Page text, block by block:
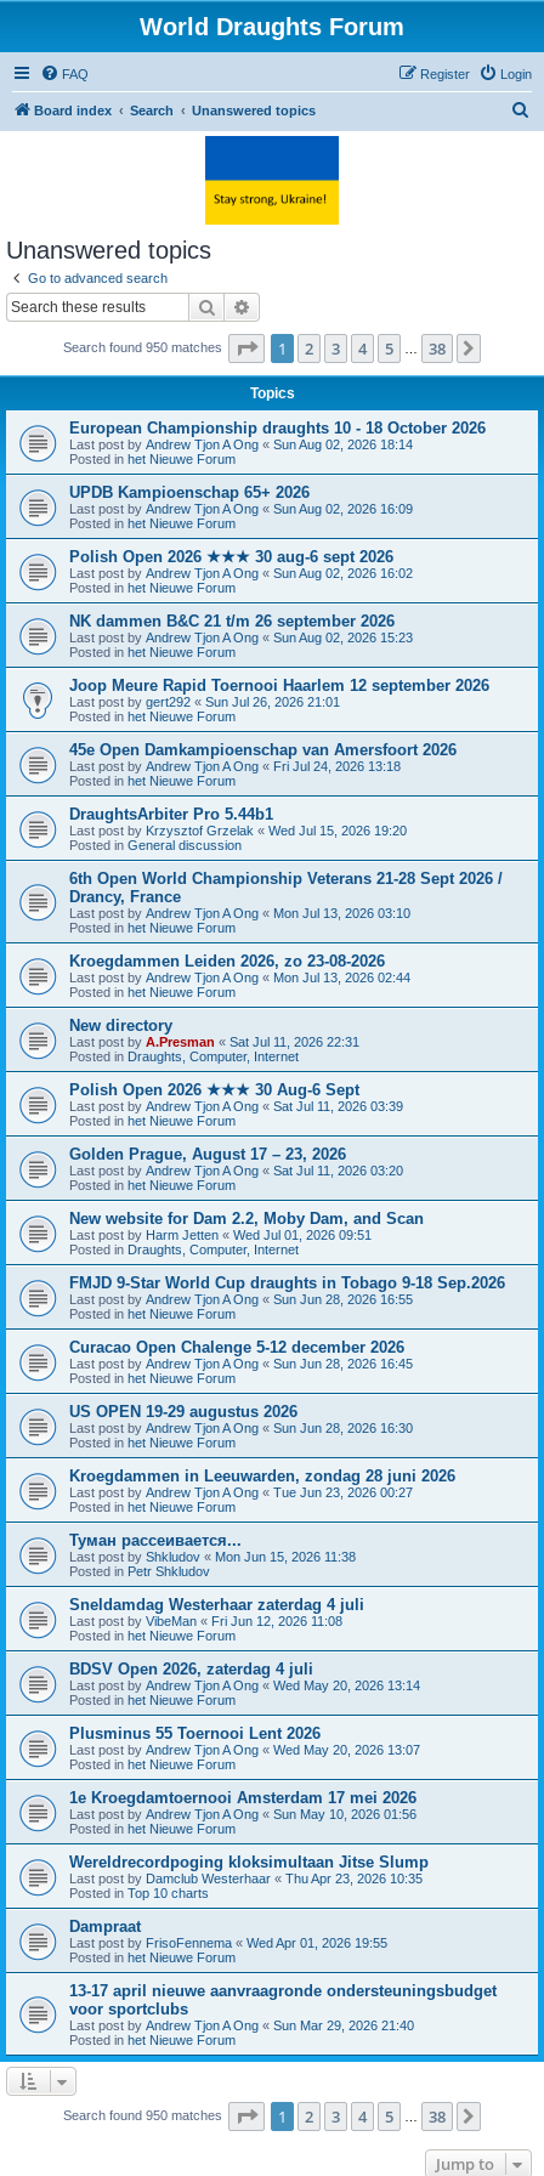
World Draughts Forum
FAQ Login
Register
Board index Search Unanswered topics
Unanswered topics
Go to advanced search
Search
Search found 950 matches Page 1of 38
1 2 3 4 5 … 38
Topics
European Championship draughts 10 - 18 October 2026
Last post by Andrew Tjon A Ong « Sun Aug 02, 2026 18:14
Posted in het Nieuwe Forum
UPDB Kampioenschap 65+ 2026
Last post by Andrew Tjon A Ong « Sun Aug 02, 2026 16:09
Posted in het Nieuwe Forum
Polish Open 2026 ★★★ 30 aug-6 sept 2026
Last post by Andrew Tjon A Ong « Sun Aug 02, 2026 16:02
Posted in het Nieuwe Forum
NK dammen B&C 21 t/m 26 september 2026
Last post by Andrew Tjon A Ong « Sun Aug 02, 2026 15:23
Posted in het Nieuwe Forum
Joop Meure Rapid Toernooi Haarlem 12 september 2026
Last post by gert292 « Sun Jul 26, 2026 21:01
Posted in het Nieuwe Forum
45e Open Damkampioenschap van Amersfoort 2026
Last post by Andrew Tjon A Ong « Fri Jul 24, 2026 13:18
Posted in het Nieuwe Forum
DraughtsArbiter Pro 5.44b1
Last post by Krzysztof Grzelak « Wed Jul 15, 2026 19:20
Posted in General discussion
6th Open World Championship Veterans 21-28 Sept 2026 /
Drancy, France
Last post by Andrew Tjon A Ong « Mon Jul 13, 2026 03:10
Posted in het Nieuwe Forum
Kroegdammen Leiden 2026, zo 23-08-2026
Last post by Andrew Tjon A Ong « Mon Jul 13, 2026 02:44
Posted in het Nieuwe Forum
New directory
Last post by A.Presman « Sat Jul 11, 2026 22:31
Posted in Draughts, Computer, Internet
Polish Open 2026 ★★★ 30 Aug-6 Sept
Last post by Andrew Tjon A Ong « Sat Jul 11, 2026 03:39
Posted in het Nieuwe Forum
Golden Prague, August 17 – 23, 2026
Last post by Andrew Tjon A Ong « Sat Jul 11, 2026 03:20
Posted in het Nieuwe Forum
New website for Dam 2.2, Moby Dam, and Scan
Last post by Harm Jetten « Wed Jul 01, 2026 09:51
Posted in Draughts, Computer, Internet
FMJD 9-Star World Cup draughts in Tobago 9-18 Sep.2026
Last post by Andrew Tjon A Ong « Sun Jun 28, 2026 16:55
Posted in het Nieuwe Forum
Curacao Open Chalenge 5-12 december 2026
Last post by Andrew Tjon A Ong « Sun Jun 28, 2026 16:45
Posted in het Nieuwe Forum
US OPEN 19-29 augustus 2026
Last post by Andrew Tjon A Ong « Sun Jun 28, 2026 16:30
Posted in het Nieuwe Forum
Kroegdammen in Leeuwarden, zondag 28 juni 2026
Last post by Andrew Tjon A Ong « Tue Jun 23, 2026 00:27
Posted in het Nieuwe Forum
Туман рассеивается...
Last post by Shkludov « Mon Jun 15, 2026 11:38
Posted in Petr Shkludov
Sneldamdag Westerhaar zaterdag 4 juli
Last post by VibeMan « Fri Jun 12, 2026 11:08
Posted in het Nieuwe Forum
BDSV Open 2026, zaterdag 4 juli
Last post by Andrew Tjon A Ong « Wed May 20, 2026 13:14
Posted in het Nieuwe Forum
Plusminus 55 Toernooi Lent 2026
Last post by Andrew Tjon A Ong « Wed May 20, 2026 13:07
Posted in het Nieuwe Forum
1e Kroegdamtoernooi Amsterdam 17 mei 2026
Last post by Andrew Tjon A Ong « Sun May 10, 2026 01:56
Posted in het Nieuwe Forum
Wereldrecordpoging kloksimultaan Jitse Slump
Last post by Damclub Westerhaar « Thu Apr 23, 2026 10:35
Posted in Top 10 charts
Dampraat
Last post by FrisoFennema « Wed Apr 01, 2026 19:55
Posted in het Nieuwe Forum
13-17 april nieuwe aanvraagronde ondersteuningsbudget
voor sportclubs
Last post by Andrew Tjon A Ong « Sun Mar 29, 2026 21:40
Posted in het Nieuwe Forum
Search found 950 matches Page 1of 38
1 2 3 4 5 … 38
Jump to